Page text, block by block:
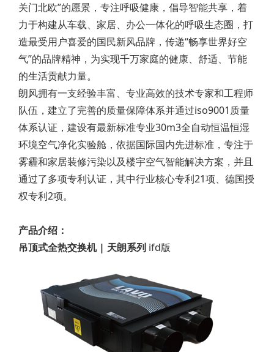
关门北欧”的愿景，专注呼吸健康，倡导智能共享，着
力于构建从车载、家居、办公一体化的呼吸生态圈，打
造最受用户喜爱的国民新风品牌，传递“畅享世界好空
气”的品牌精神，为实现千万家庭的健康、舒适、节能
的生活贡献力量。
朗风拥有一支经验丰富、专业高效的技术专家和工程师
队伍，建立了完善的质量保障体系并通过iso9001质量
体系认证，建设有最新标准专业30m3全自动恒温恒湿
环境空气净化实验舱，依据国际国内先进标准，专注于
雾霾和家居装修污染以及楼宇空气智能解决方案，并且
通过了多项专利认证，其中行业核心专利21项、德国授
权专利2项。
产品介绍：
吊顶式全热交换机 | 天朗系列 ifd版